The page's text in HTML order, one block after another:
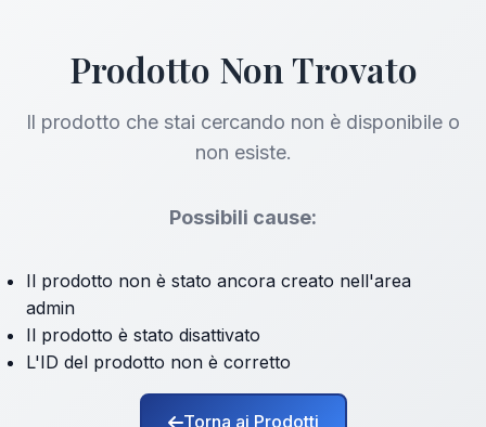
Prodotto Non Trovato
Il prodotto che stai cercando non è disponibile o
non esiste.
Possibili cause:
Il prodotto non è stato ancora creato nell'area
admin
Il prodotto è stato disattivato
L'ID del prodotto non è corretto
Torna ai Prodotti